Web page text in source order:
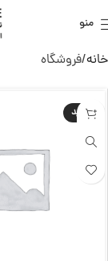
منو
خانه فروشگاه
جدید